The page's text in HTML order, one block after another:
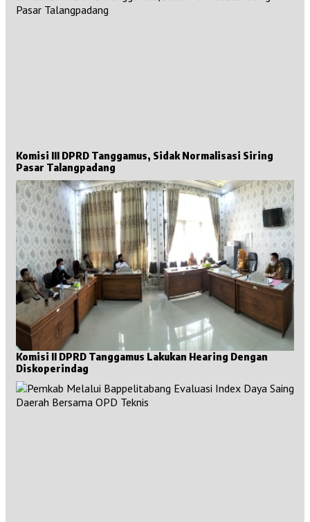
Komisi III DPRD Tanggamus, Sidak Normalisasi Siring
Pasar Talangpadang
Komisi II DPRD Tanggamus Lakukan Hearing Dengan
Diskoperindag